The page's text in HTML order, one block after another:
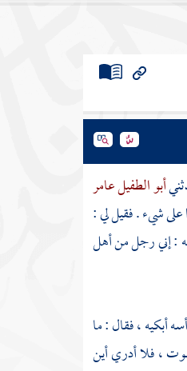
أبو الطفيل عامر
شيء . فقيل لي :
: إني رجل من أهل
أبكيه ، فقال : ما
، فلا أدري أين